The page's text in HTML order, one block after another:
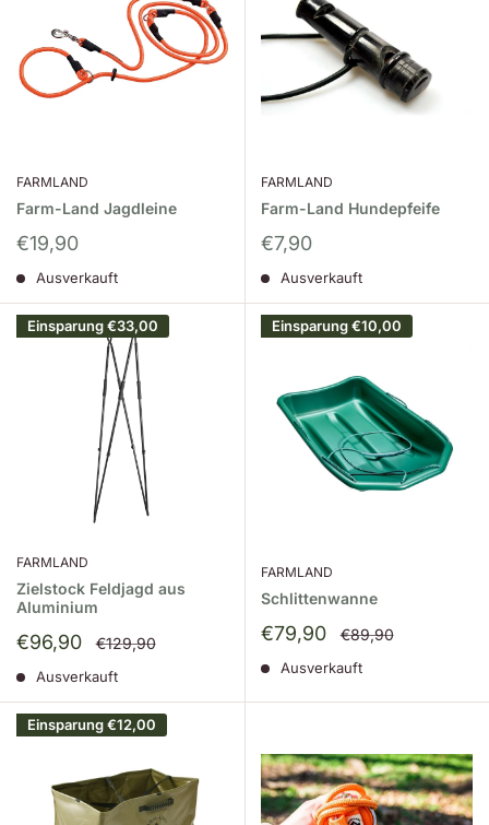
FARMLAND
Farm-Land Jagdleine
Sonderpreis
€19,90
Ausverkauft
FARMLAND
Farm-Land Hundepfeife
Sonderpreis
€7,90
Ausverkauft
Einsparung€33,00
FARMLAND
Zielstock Feldjagd aus
Aluminium
Sonderpreis
€96,90 Normalpreis
€129,90
Ausverkauft
Einsparung€10,00
FARMLAND
Schlittenwanne
Sonderpreis
€79,90 Normalpreis
€89,90
Ausverkauft
Einsparung€12,00